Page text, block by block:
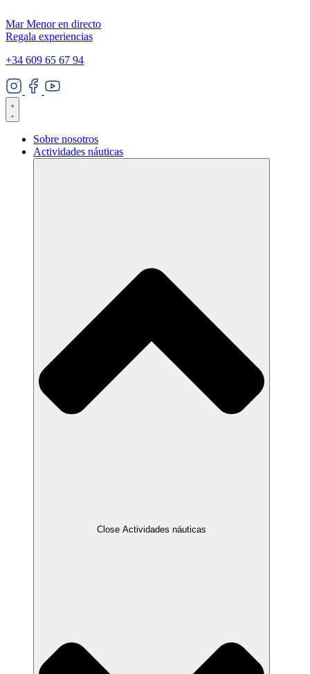
Mar Menor en directo
Regala experiencias
+34 609 65 67 94
Sobre nosotros
Actividades náuticas
Close Actividades náuticas